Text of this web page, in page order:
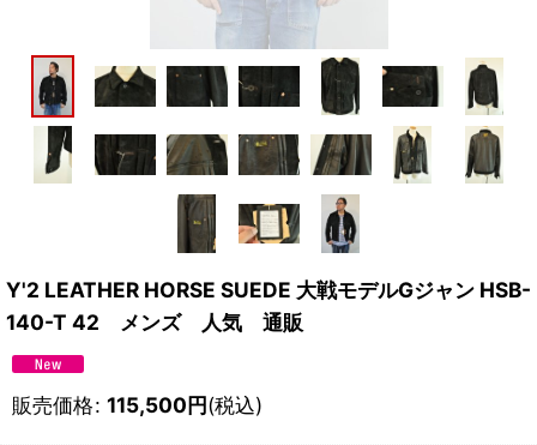
Y'2 LEATHER HORSE SUEDE 大戦モデルGジャン HSB-
140-T 42 メンズ 人気 通販
販売価格: 115,500円(税込)